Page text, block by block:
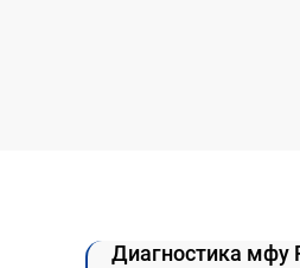
Диагностика мфу